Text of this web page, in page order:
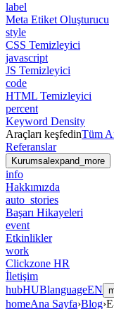
label
Meta Etiket Oluşturucu
style
CSS Temizleyici
javascript
JS Temizleyici
code
HTML Temizleyici
percent
Keyword Density
Araçları keşfedinTüm
Referanslar
Kurumsalexpand_more
info
Hakkımızda
auto_stories
Başarı Hikayeleri
event
Etkinlikler
work
Clickzone HR
İletişim
hubHUBlanguageEN
homeAna Sayfa›Blog›